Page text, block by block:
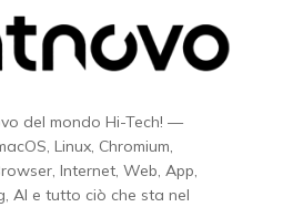
del mondo Hi-Tech! —
Linux, Chromium,
Internet, Web, App,
AI e tutto ciò che sta nel